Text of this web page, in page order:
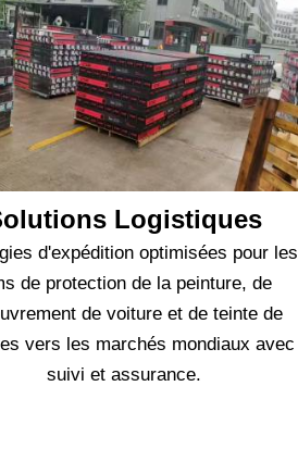
Logistiques
d'expédition optimisées pour les
de protection de la peinture, de
de voiture et de teinte de
vers les marchés mondiaux avec
suivi et assurance.